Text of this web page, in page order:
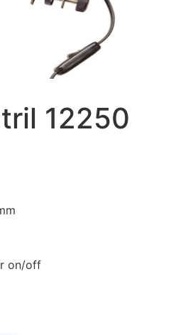
12250
on/off